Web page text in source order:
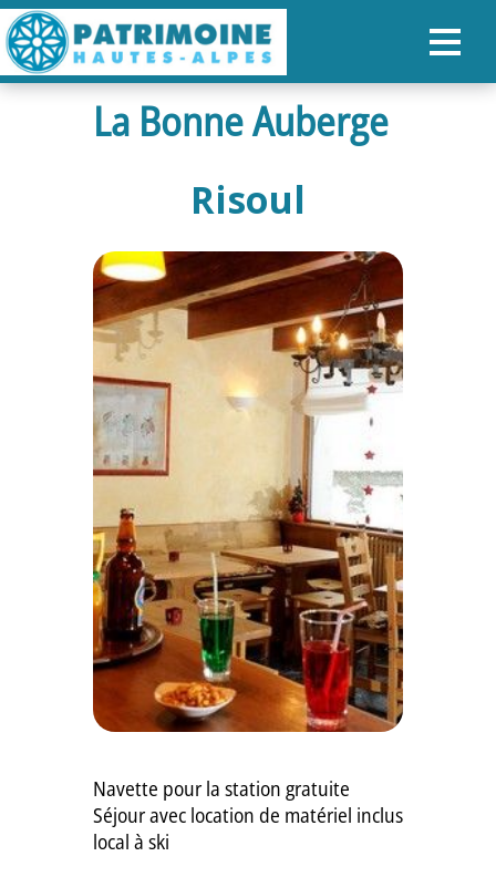
ACCUEIL
PATRIMOINE
RANDONNÉES
ORGANISER SON SÉJOUR
RECHERCHER
La Bonne Auberge
Risoul
Navette pour la station gratuite
Séjour avec location de matériel inclus
local à ski